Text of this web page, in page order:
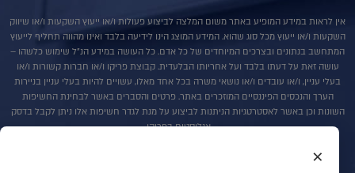
אין לראות במידע המופיע באתר משום המלצה לביצוע פעולות ו/או ייעוץ השקעות ו/או שיווק
השקעות ו/או ייעוץ מכל סוג שהוא. המידע המוצג הינו לידיעה בלבד ואינו מהווה תחליף לייעוץ
המתחשב בנתונים ובצרכים המיוחדים של כל אדם. כל העושה במידע הנ"ל שימוש כלשהו –
עושה זאת על דעתו בלבד ועל אחריותו הבלעדית. קבוצת פריקו ו/או חברות קשורות ו/או
בעלי עניין, ו/או עובדים ו/או נושאי משרה בכל אחד מאלו, עשויים להיות בעלי עניין בניירות
הערך והנכסים הפיננסיים המוזכרים באתר. פרטים והסברים באשר לבחינת החשיפות
השונות וכן באשר לאסטרטגיות הניתנות לביצוע על מנת לגדר חשיפות אלו ניתן לקבל בדסק
אנליסטים בפריקו.
בדבר פרטים נוספים באמור לעייל ניתן לפנות למשרדינו בטלפון : 036167070×